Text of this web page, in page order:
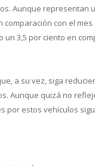
Aunque representan
comparación con el
3,5 por ciento en
a su vez, siga
Aunque quizá no
por estos vehículos